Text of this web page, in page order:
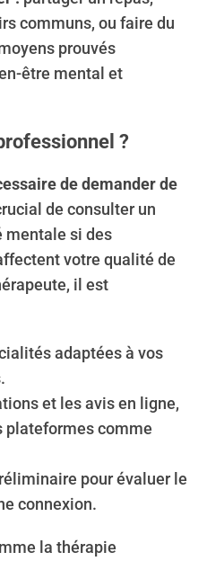
communs, ou faire du
prouvés
être mental et
?
de demander de
de consulter un
mentale si des
votre qualité de
il est
adaptées à vos
et les avis en ligne,
plateformes comme
pour évaluer le
connexion.
la thérapie